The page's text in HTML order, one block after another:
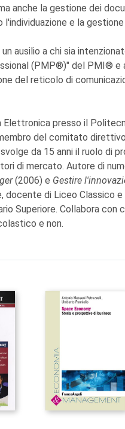
anche la gestione dei
e la
ausilio a chi sia
(PMP®)" del PMI® e
del reticolo di
Elettronica presso il
del comitato
da 15 anni il ruolo di
di mercato. Autore di
(2006) e Gestire
docente di Liceo Classico e
Superiore. Collabora con
e non.